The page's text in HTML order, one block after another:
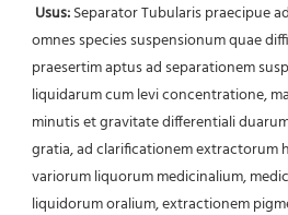
Usus: Separator Tubularis praecipue
omnes species suspensionum quae
praesertim aptus ad separationem
liquidarum cum levi concentratione,
minutis et gravitate differentiali
gratia, ad clarificationem extractorum
variorum liquorum medicinalium,
liquidorum oralium, extractionem